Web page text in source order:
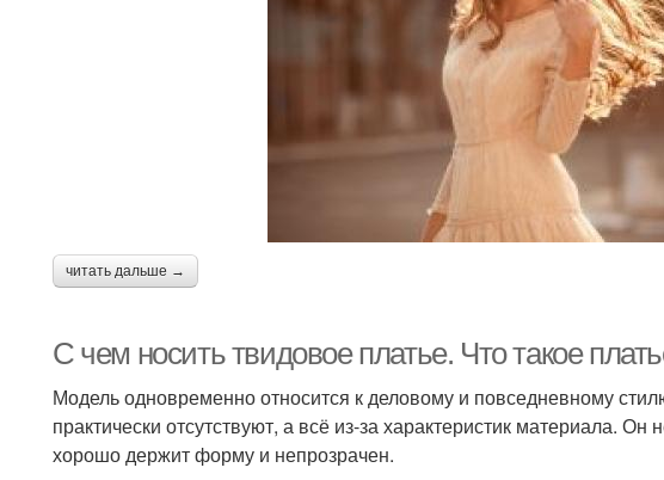
читать дальше →
С чем носить твидовое платье. Что такое
Модель одновременно относится к деловому и повседневному
практически отсутствуют, а всё из-за характеристик материала.
хорошо держит форму и непрозрачен.